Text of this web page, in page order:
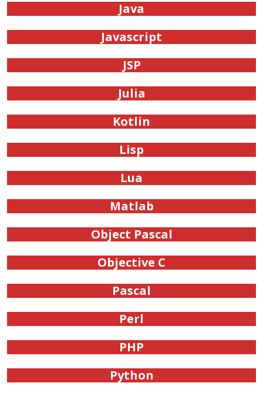
Java
Javascript
JSP
Julia
Kotlin
Lisp
Lua
Matlab
Object Pascal
Objective C
Pascal
Perl
PHP
Python